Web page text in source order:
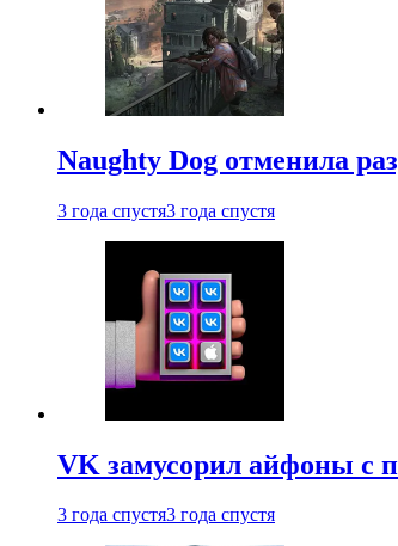
Naughty Dog отменила
3 года спустя3 года спустя
VK замусорил айфоны с
3 года спустя3 года спустя